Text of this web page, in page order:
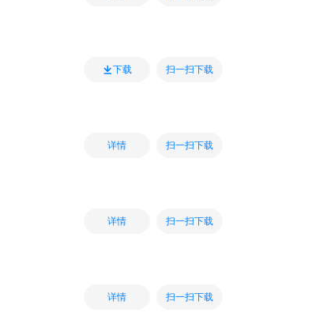
下载 扫一扫下载
详情 扫一扫下载
详情 扫一扫下载
详情 扫一扫下载